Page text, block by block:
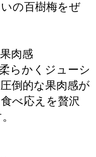
の百樹梅をぜ
肉感
らかくジューシ
倒的な果肉感が
べ応えを贅沢